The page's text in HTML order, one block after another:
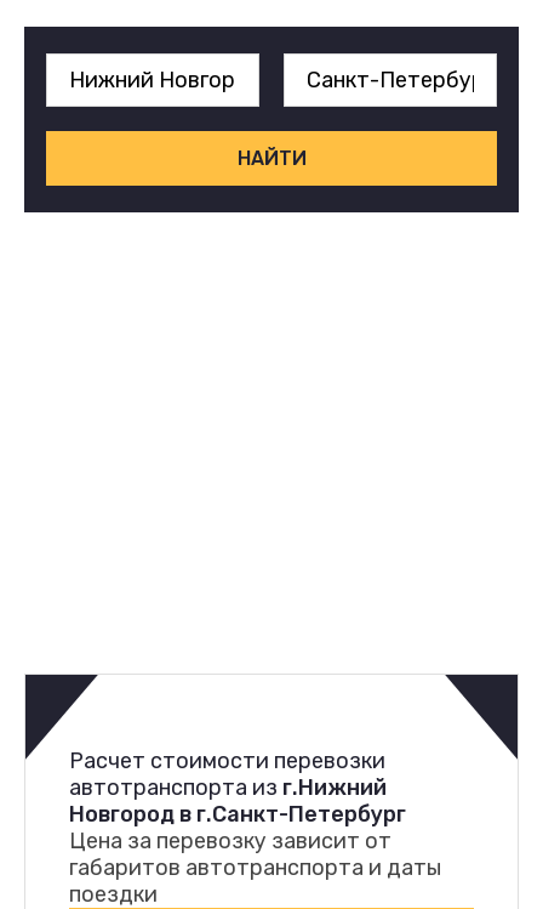
НАЙТИ
Расчет стоимости перевозки
автотранспорта из г.Нижний
Новгород в г.Санкт-Петербург
Цена за перевозку зависит от
габаритов автотранспорта и даты
поездки